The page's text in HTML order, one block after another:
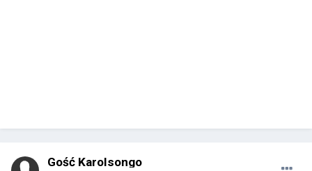
Gość Karolsongo